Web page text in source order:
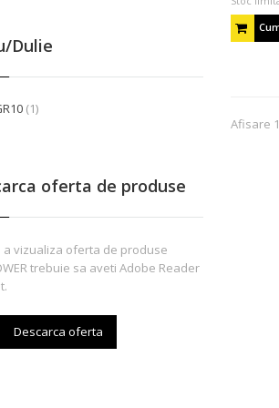
Dulie
(1)
oferta de produse
a vizualiza oferta de produse
trebuie sa aveti Adobe Reader
Descarca oferta
Afisare